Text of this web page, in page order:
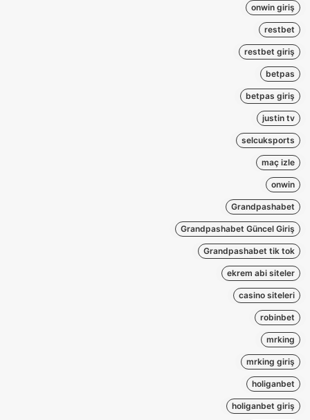
onwin giriş
restbet
restbet giriş
betpas
betpas giriş
justin tv
selcuksports
maç izle
onwin
Grandpashabet
Grandpashabet Güncel Giriş
Grandpashabet tik tok
ekrem abi siteler
casino siteleri
robinbet
mrking
mrking giriş
holiganbet
holiganbet giriş